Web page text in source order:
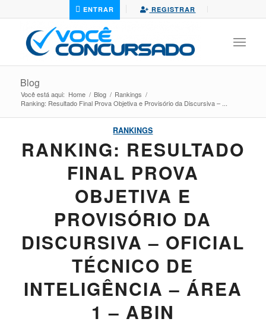
ENTRAR REGISTRAR
Blog
Você está aqui: Home / Blog / Rankings /
Ranking: Resultado Final Prova Objetiva e Provisório da Discursiva – ...
RANKINGS
RANKING: RESULTADO
FINAL PROVA
OBJETIVA E
PROVISÓRIO DA
DISCURSIVA – OFICIAL
TÉCNICO DE
INTELIGÊNCIA – ÁREA
1 – ABIN